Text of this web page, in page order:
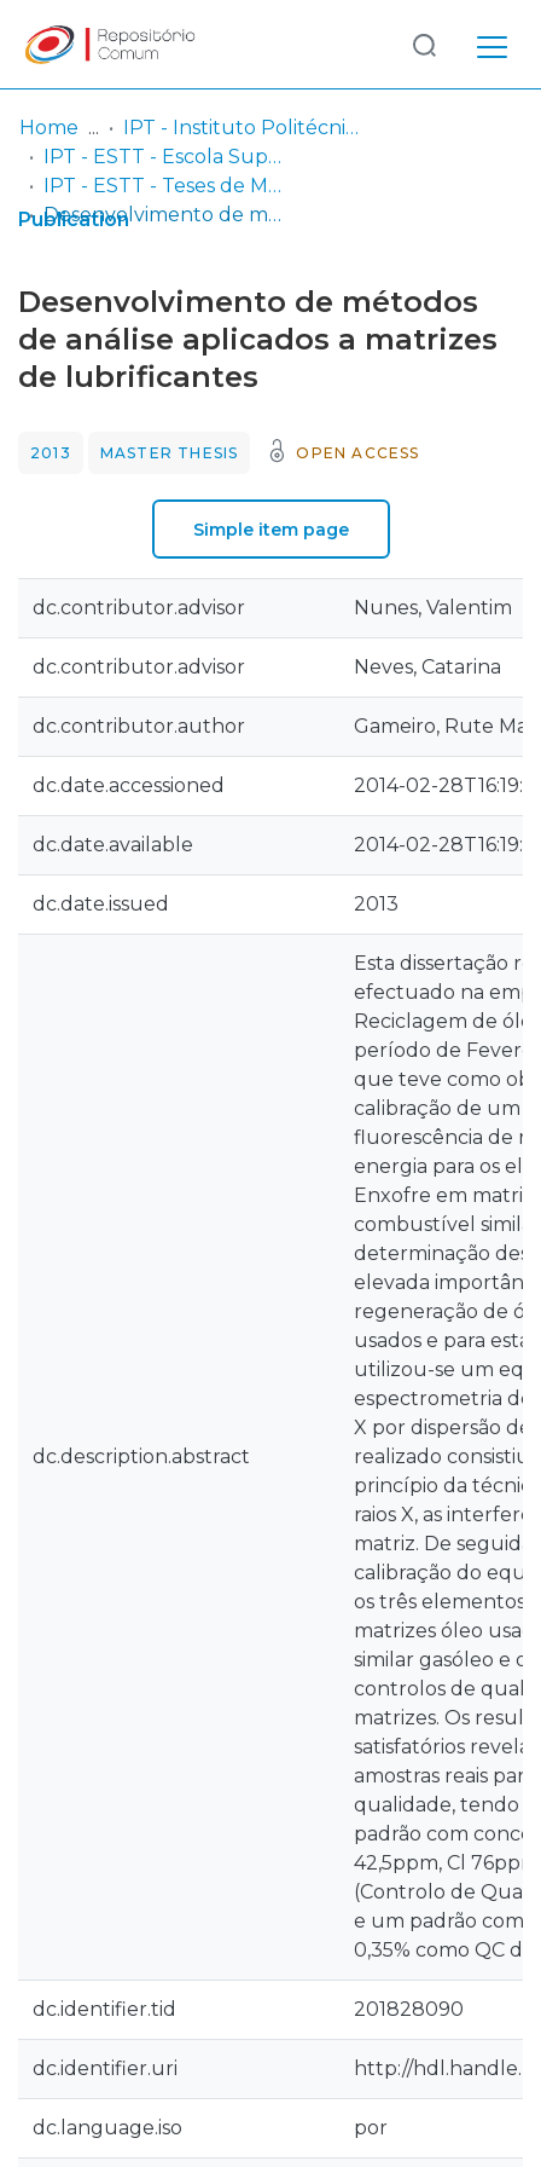
Communities
& Collections
Statistics
Log
In
(current)
Home
IPT - Instituto Politécnico de Tomar
IPT - ESTT - Escola Superior de Tecnologia de Tomar
IPT - ESTT - Teses de Mestrado ou Doutoramento
Desenvolvimento de métodos de análise aplicados a matrizes de lubrificantes
Publication
Desenvolvimento de métodos
de análise aplicados a matrizes
de lubrificantes
2013 MASTER THESIS OPEN ACCESS
Simple item page
dc.contributor.advisor Nunes, Valentim
dc.contributor.advisor Neves, Catarina
dc.contributor.author Gameiro, Rute
dc.date.accessioned 2014-02-
dc.date.available 2014-02-
dc.date.issued 2013
dc.description.abstract
Esta dissertação
efectuado na
Reciclagem de
período de
que teve como
calibração de um
fluorescência de
energia para os
Enxofre em
combustível
determinação
elevada
regeneração de
usados e para
utilizou-se um
espectrometria de
X por dispersão
realizado consistiu
princípio da
raios X, as
matriz. De seguida
calibração do
os três elementos
matrizes óleo
similar gasóleo e
controlos de
matrizes. Os
satisfatórios
amostras reais
qualidade, tendo
padrão com
42,5ppm, Cl
(Controlo de
e um padrão com
0,35% como QC
dc.identifier.tid 201828090
dc.identifier.uri http://
dc.language.iso por